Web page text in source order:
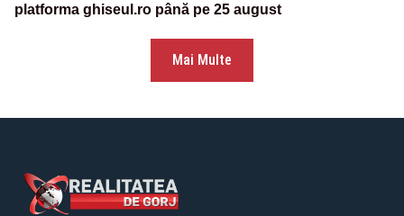
platforma ghiseul.ro până pe 25 august
Mai Multe